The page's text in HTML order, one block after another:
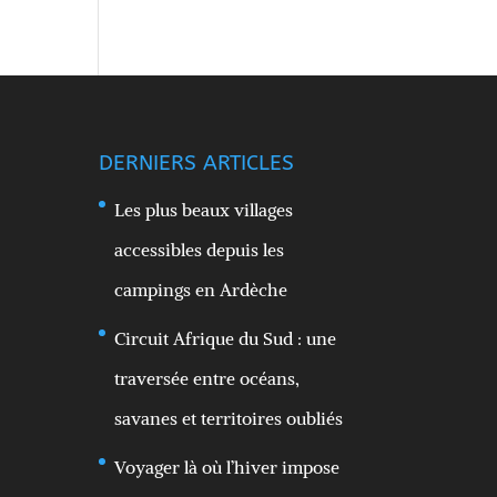
DERNIERS ARTICLES
Les plus beaux villages
accessibles depuis les
campings en Ardèche
Circuit Afrique du Sud : une
traversée entre océans,
savanes et territoires oubliés
Voyager là où l’hiver impose